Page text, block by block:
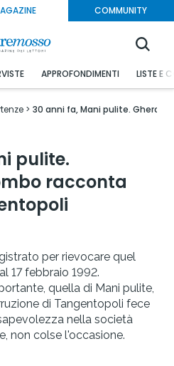
COMMUNITY
APPROFONDIMENTI LISTE E
30 anni fa, Mani pulite.
pulite.
racconta
per rievocare quel
17 febbraio 1992.
quella di Mani pulite,
di Tangentopoli fece
nella società
non colse l'occasione.